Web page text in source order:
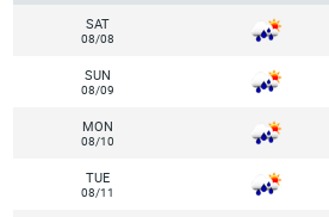
SAT
08/08
SUN
08/09
MON
08/10
TUE
08/11